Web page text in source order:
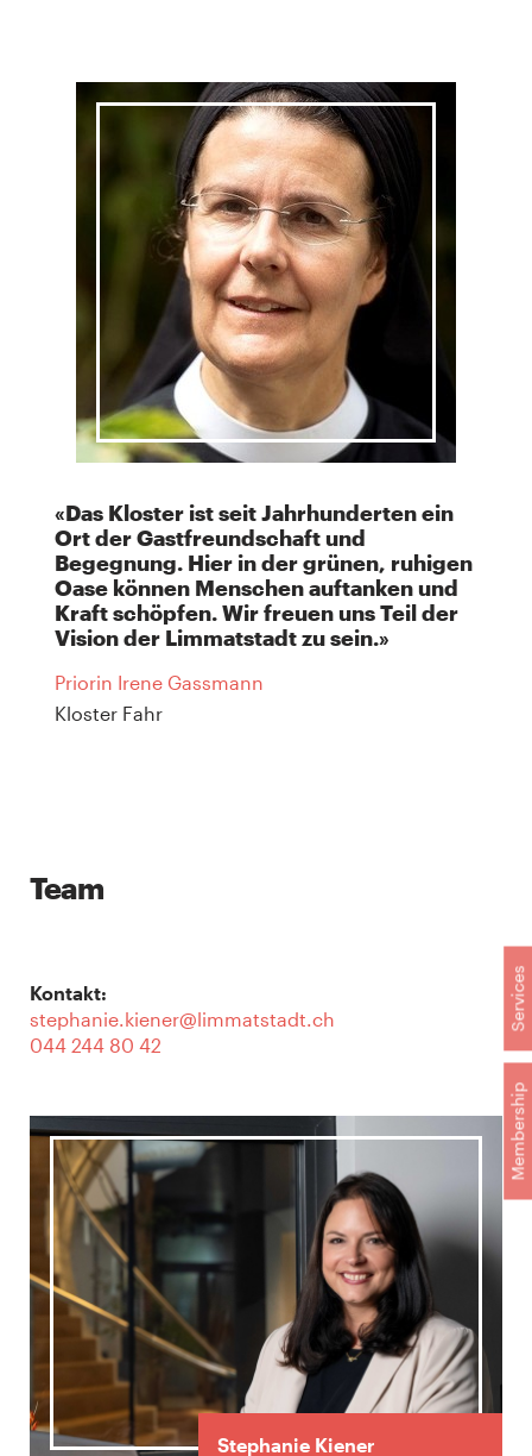
Membership
Services
«Das Kloster ist seit Jahrhunderten ein
Ort der Gastfreundschaft und
Begegnung. Hier in der grünen, ruhigen
Oase können Menschen auftanken und
Kraft schöpfen. Wir freuen uns Teil der
Vision der Limmatstadt zu sein.»
Priorin Irene Gassmann
Kloster Fahr
Team
Kontakt:
stephanie.kiener@limmatstadt.ch
044 244 80 42
Stephanie Kiener